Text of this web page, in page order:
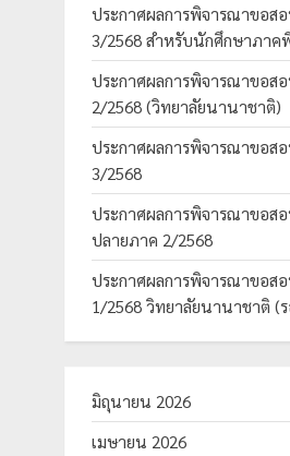
ประกาศผลการพิจารณาขอส
3/2568 สำหรับนักศึกษาภาค
ประกาศผลการพิจารณาขอส
2/2568 (วิทยาลัยนานาชาติ)
ประกาศผลการพิจารณาขอส
3/2568
ประกาศผลการพิจารณาขอส
ปลายภาค 2/2568
ประกาศผลการพิจารณาขอส
1/2568 วิทยาลัยนานาชาติ (
มิถุนายน 2026
เมษายน 2026